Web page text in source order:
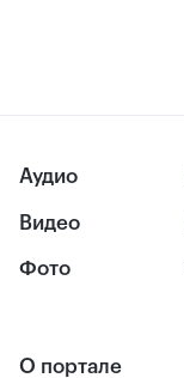
Аудио
Видео
Фото
О портале